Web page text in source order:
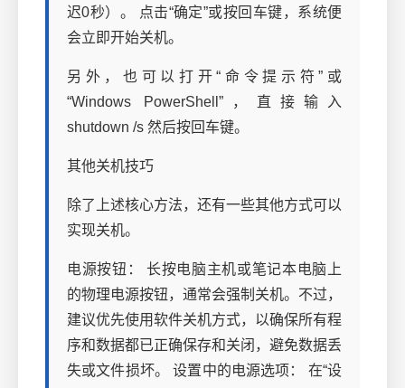
迟0秒）。 点击“确定”或按回车键，系统便
会立即开始关机。
另外，也可以打开“命令提示符”或
“Windows PowerShell”，直接输入
shutdown /s 然后按回车键。
其他关机技巧
除了上述核心方法，还有一些其他方式可以
实现关机。
电源按钮： 长按电脑主机或笔记本电脑上
的物理电源按钮，通常会强制关机。不过，
建议优先使用软件关机方式，以确保所有程
序和数据都已正确保存和关闭，避免数据丢
失或文件损坏。 设置中的电源选项： 在“设